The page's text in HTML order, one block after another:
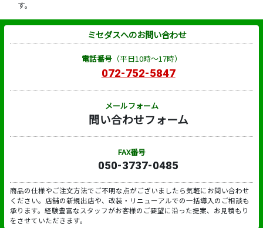
す。
ミセダスへのお問い合わせ
電話番号（平日10時～17時）
072-752-5847
メールフォーム
問い合わせフォーム
FAX番号
050-3737-0485
商品の仕様やご注文方法でご不明な点がございましたら気軽にお問い合わせ
ください。店舗の新規出店や、改装・リニューアルでの一括導入のご相談も
承ります。経験豊富なスタッフがお客様のご要望に沿った提案、お見積もり
をさせていただきます。